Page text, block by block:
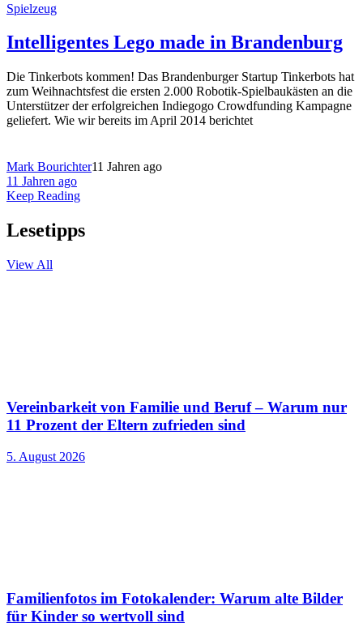
Spielzeug
Intelligentes Lego made in Brandenburg
Die Tinkerbots kommen! Das Brandenburger Startup Tinkerbots hat
zum Weihnachtsfest die ersten 2.000 Robotik-Spielbaukästen an die
Unterstützer der erfolgreichen Indiegogo Crowdfunding Kampagne
geliefert. Wie wir bereits im April 2014 berichtet
Mark Bourichter11 Jahren ago
11 Jahren ago
Keep Reading
Lesetipps
View All
Vereinbarkeit von Familie und Beruf – Warum nur
11 Prozent der Eltern zufrieden sind
5. August 2026
Familienfotos im Fotokalender: Warum alte Bilder
für Kinder so wertvoll sind